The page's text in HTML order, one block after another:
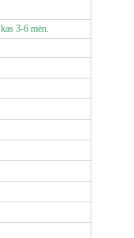
3-6 mėn.